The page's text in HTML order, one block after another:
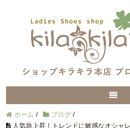
ホーム / ブログ /
人気急上昇！トレンドに敏感なオシャ